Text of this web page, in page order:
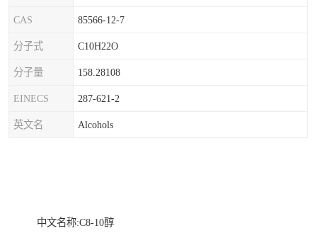
CAS 85566-12-7
分子式 C10H22O
分子量 158.28108
EINECS 287-621-2
英文名 Alcohols
中文名称:C8-10醇